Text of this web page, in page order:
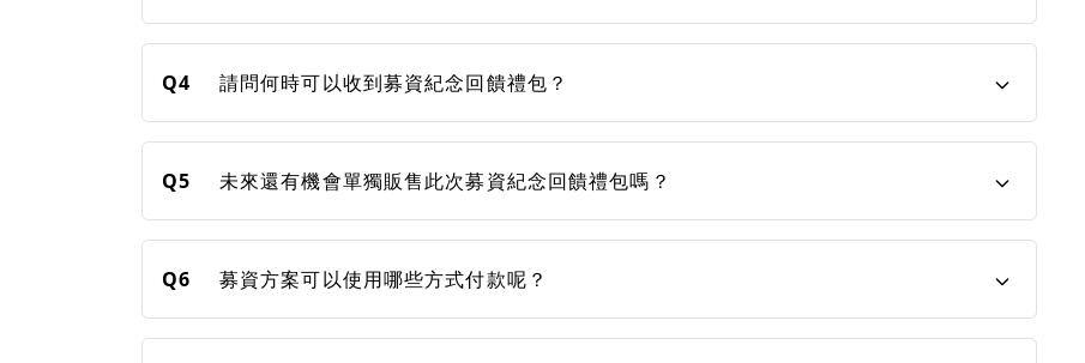
Q4 請問何時可以收到募資紀念回饋禮包？
Q5 未來還有機會單獨販售此次募資紀念回饋禮包嗎？
Q6 募資方案可以使用哪些方式付款呢？